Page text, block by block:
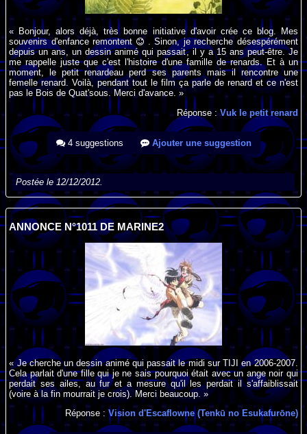
« Bonjour, alors déjà, très bonne initiative d'avoir crée ce blog. Mes
souvenirs d'enfance remontent
. Sinon, je recherche désespérément
depuis un ans, un dessin animé qui passait, il y a 15 ans peut-être. Je
me rappelle juste que c'est l'histoire d'une famille de renards. Et à un
moment, le petit renardeau perd ses parents mais il rencontre une
femelle renard. Voilà, pendant tout le film ça parle de renard et ce n'est
pas le Bois de Quat'sous. Merci d'avance. »
Réponse :Vuk le petit renard
4 suggestions Ajouter une suggestion
Postée le 12/12/2012.
ANNONCE N°1011 DE MARINE2
« Je cherche un dessin animé qui passait le midi sur TIJI en 2006-2007.
Cela parlait d'une fille qui je ne sais pourquoi était avec un ange noir qui
perdait ses ailes, au fur et a mesure qu'il les perdait il s'affaiblissait
(voire à la fin mourrait je crois). Merci beaucoup. »
Réponse : Vision d'Escaflowne (Tenkū no Esukafurōne)